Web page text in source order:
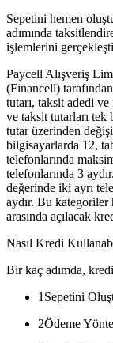
Sepetini hemen
adımında
işlemlerini
Paycell Alışveriş
(Financell)
tutarı, taksit adedi
ve taksit tutarları tek
tutar üzerinden
bilgisayarlarda 12,
telefonlarında
telefonlarında 3
değerinde iki ayrı
aydır. Bu
arasında açılacak
Nasıl Kredi
Bir kaç adımda,
1 Sepetini
2Ödeme